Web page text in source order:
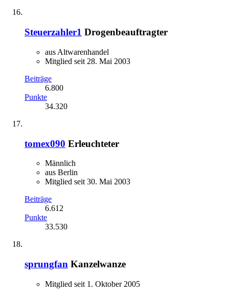
Steuerzahler1 Drogenbeauftragter
aus Altwarenhandel
Mitglied seit 28. Mai 2003
Beiträge
6.800
Punkte
34.320
tomex090 Erleuchteter
Männlich
aus Berlin
Mitglied seit 30. Mai 2003
Beiträge
6.612
Punkte
33.530
sprungfan Kanzelwanze
Mitglied seit 1. Oktober 2005